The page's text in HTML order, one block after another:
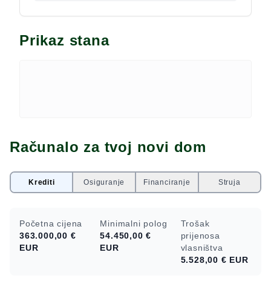
Prikaz stana
Računalo za tvoj novi dom
Krediti Osiguranje Financiranje Struja
Početna cijena
363.000,00 €
EUR
Minimalni polog
54.450,00 €
EUR
Trošak
prijenosa
vlasništva
5.528,00 € EUR